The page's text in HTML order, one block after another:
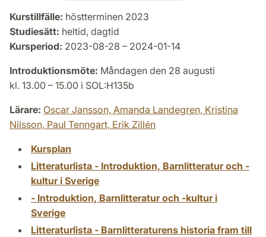
Kurstillfälle: höstterminen 2023
Studiesätt: heltid, dagtid
Kursperiod: 2023-08-28 – 2024-01-14
Introduktionsmöte: Måndagen den 28 augusti
kl. 13.00 – 15.00 i SOL:H135b
Lärare: Oscar Jansson, Amanda Landegren, Kristina
Nilsson, Paul Tenngart, Erik Zillén
Kursplan
Litteraturlista - Introduktion, Barnlitteratur och -
kultur i Sverige
- Introduktion, Barnlitteratur och -kultur i
Sverige
Litteraturlista - Barnlitteraturens historia fram till